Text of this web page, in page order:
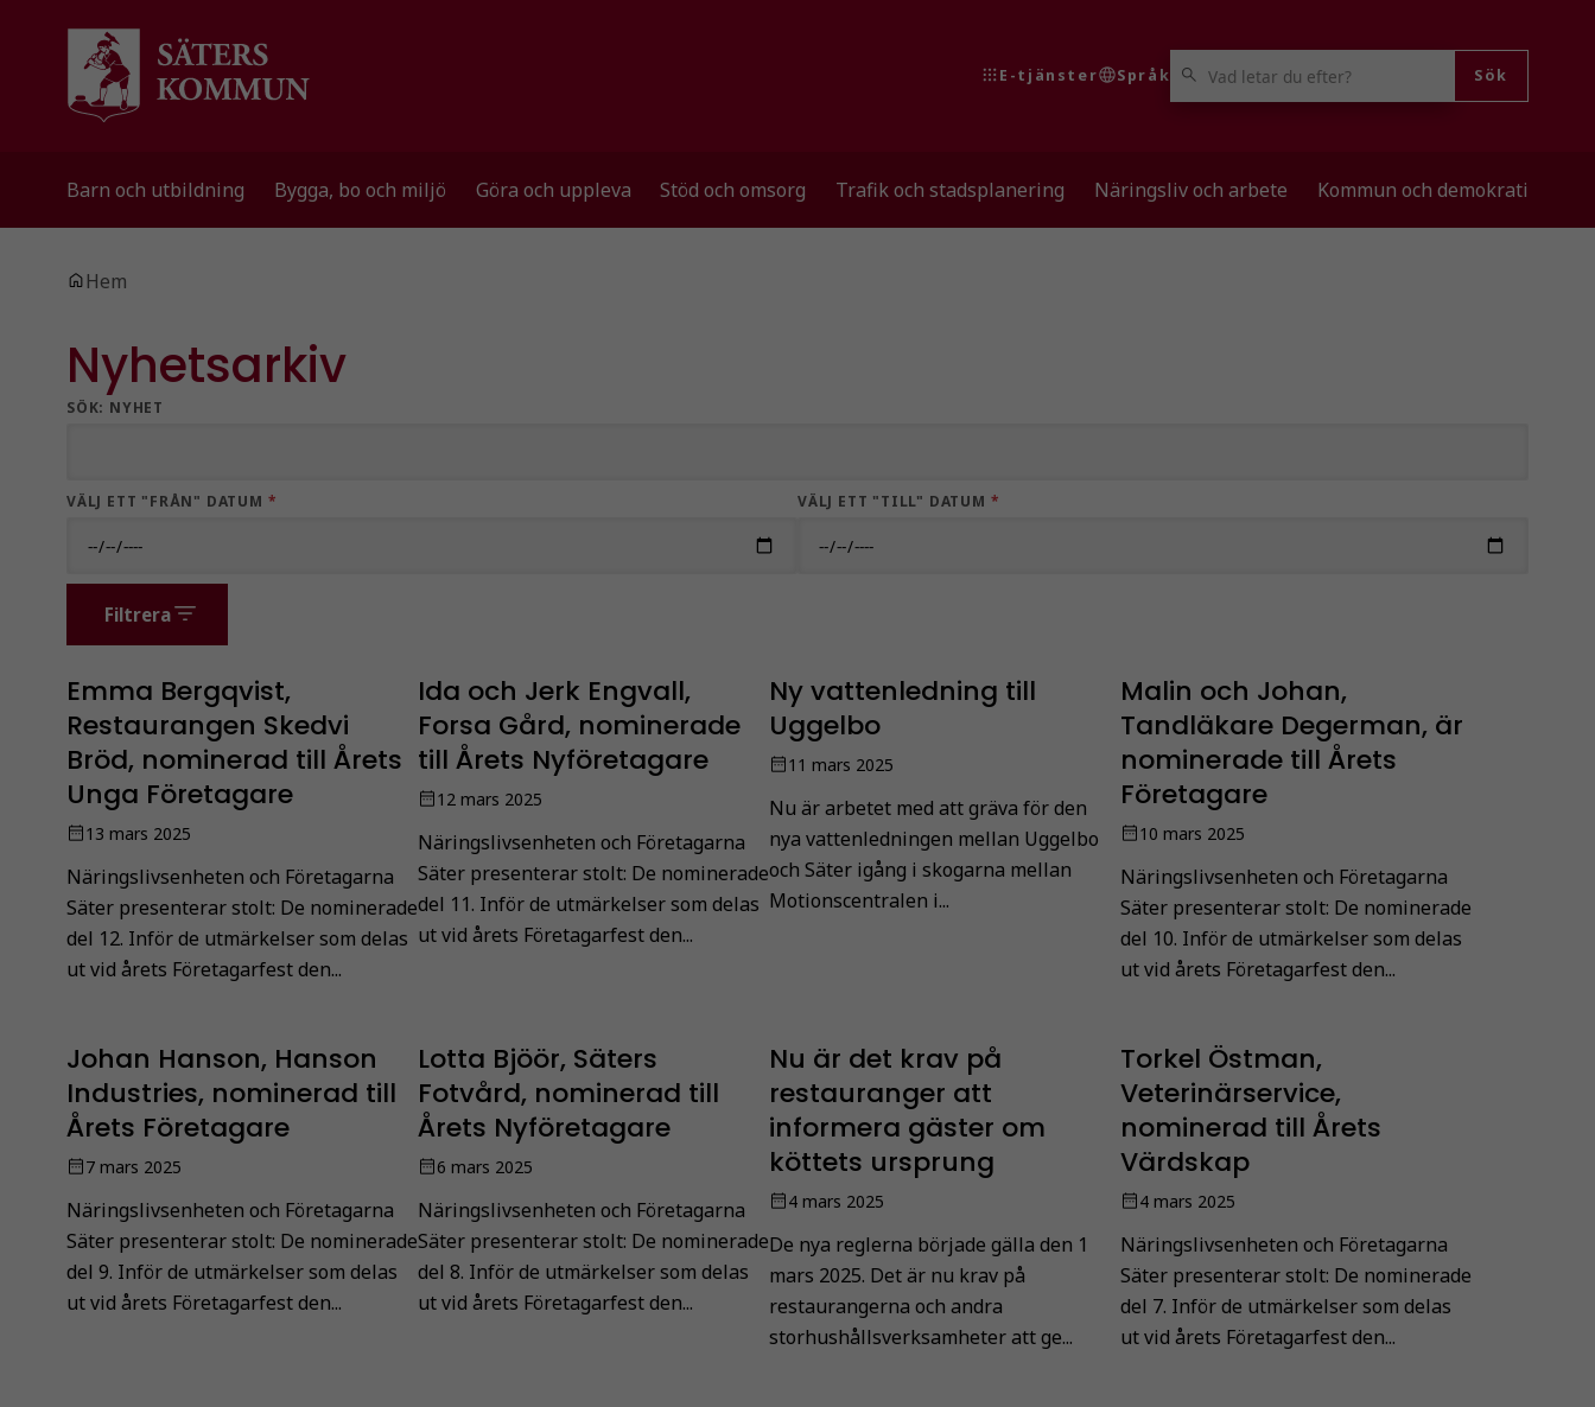
E-tjänster Språk
VAD LETAR DU EFTER?
Sök
Barn och utbildning Bygga, bo och miljö Göra och uppleva Stöd och omsorg Trafik och stadsplanering Näringsliv och arbete Kommun och demokrati
Du är här:
Hem
Nyhetsarkiv
SÖK: NYHET
VÄLJ ETT "FRÅN" DATUM * VÄLJ ETT "TILL" DATUM *
Filtrera
Emma Bergqvist,
Restaurangen Skedvi
Bröd, nominerad till Årets
Unga Företagare
13 mars 2025
Näringslivsenheten och Företagarna
Säter presenterar stolt: De nominerade
del 12. Inför de utmärkelser som delas
ut vid årets Företagarfest den...
Ida och Jerk Engvall,
Forsa Gård, nominerade
till Årets Nyföretagare
12 mars 2025
Näringslivsenheten och Företagarna
Säter presenterar stolt: De nominerade
del 11. Inför de utmärkelser som delas
ut vid årets Företagarfest den...
Ny vattenledning till
Uggelbo
11 mars 2025
Nu är arbetet med att gräva för den
nya vattenledningen mellan Uggelbo
och Säter igång i skogarna mellan
Motionscentralen i...
Malin och Johan,
Tandläkare Degerman, är
nominerade till Årets
Företagare
10 mars 2025
Näringslivsenheten och Företagarna
Säter presenterar stolt: De nominerade
del 10. Inför de utmärkelser som delas
ut vid årets Företagarfest den...
Johan Hanson, Hanson
Industries, nominerad till
Årets Företagare
7 mars 2025
Näringslivsenheten och Företagarna
Säter presenterar stolt: De nominerade
del 9. Inför de utmärkelser som delas
ut vid årets Företagarfest den...
Lotta Bjöör, Säters
Fotvård, nominerad till
Årets Nyföretagare
6 mars 2025
Näringslivsenheten och Företagarna
Säter presenterar stolt: De nominerade
del 8. Inför de utmärkelser som delas
ut vid årets Företagarfest den...
Nu är det krav på
restauranger att
informera gäster om
köttets ursprung
4 mars 2025
De nya reglerna började gälla den 1
mars 2025. Det är nu krav på
restaurangerna och andra
storhushållsverksamheter att ge...
Torkel Östman,
Veterinärservice,
nominerad till Årets
Värdskap
4 mars 2025
Näringslivsenheten och Företagarna
Säter presenterar stolt: De nominerade
del 7. Inför de utmärkelser som delas
ut vid årets Företagarfest den...